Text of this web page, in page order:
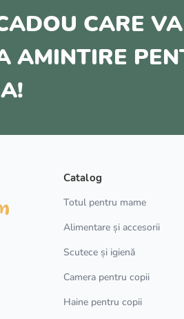
CARE VA
AMINTIRE
Catalog
Totul pentru mame
Alimentare și accesorii
Scutece și igienă
Camera pentru copii
Haine pentru copii